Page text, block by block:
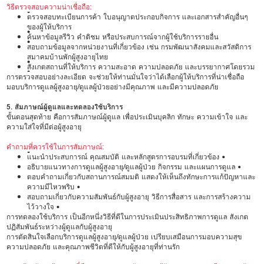
วิธีตรวจสอบความน่าเชื่อถือ:
•
ตรวจสอบทะเบียนการค้า ใบอนุญาตประกอบกิจการ และเอกสารสำคัญอื่นๆ
ของผู้ให้บริการ
•
ค้นหาข้อมูลรีวิว คำติชม หรือประสบการณ์จากผู้ใช้บริการรายอื่น
•
สอบถามข้อมูลจากหน่วยงานที่เกี่ยวข้อง เช่น กรมพัฒนาสังคมและสวัสดิการ
สมาคมบ้านพักผู้สูงอายุไทย
•
สังเกตสถานที่ให้บริการ ความสะอาด ความปลอดภัย และบรรยากาศโดยรวม
•
การตรวจสอบอย่างละเอียด จะช่วยให้ท่านมั่นใจว่าได้เลือกผู้ให้บริการที่น่าเชื่อถือ
มอบบริการดูแลผู้สูงอายุ/ดูแลผู้ป่วยอย่างมีคุณภาพ และมีความปลอดภัย
5. สัมภาษณ์ผู้ดูแลและทดลองใช้บริการ
ขั้นตอนสุดท้าย คือการสัมภาษณ์ผู้ดูแล เพื่อประเมินบุคลิก ทักษะ ความเข้าใจ และ
ความใส่ใจที่มีต่อผู้สูงอายุ
คำถามที่ควรใช้ในการสัมภาษณ์:
•
แนะนำประสบการณ์ คุณสมบัติ และหลักสูตรการอบรมที่เกี่ยวข้อง •
อธิบายแนวทางการดูแลผู้สูงอายุ/ดูแลผู้ป่วย กิจกรรม และแผนการดูแล •
ตอบคำถามเกี่ยวกับสถานการณ์สมมติ แสดงให้เห็นถึงทักษะการแก้ปัญหาและ
ความมีไหวพริบ •
สอบถามเกี่ยวกับความสัมพันธ์กับผู้สูงอายุ วิธีการสื่อสาร และการสร้างความ
ไว้วางใจ •
การทดลองใช้บริการ เป็นอีกหนึ่งวิธีที่ดีในการประเมินประสิทธิภาพการดูแล สังเกต
ปฏิสัมพันธ์ระหว่างผู้ดูแลกับผู้สูงอายุ
การตัดสินใจเลือกบริการดูแลผู้สูงอายุ/ดูแลผู้ป่วย เปรียบเสมือนการมอบความสุข
ความปลอดภัย และคุณภาพชีวิตที่ดีให้กับผู้สูงอายุที่ท่านรัก